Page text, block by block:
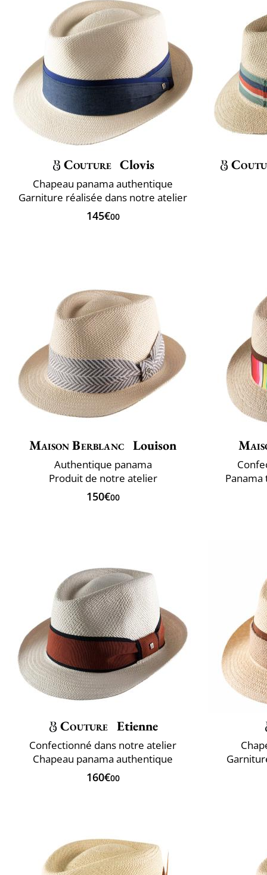
Couture Clovis
Chapeau panama authentique
Garniture réalisée dans notre atelier
145€00
Maison Berblanc Louison
Authentique panama
Produit de notre atelier
150€00
Panama
Couture Etienne
Confectionné dans notre atelier
Chapeau panama authentique
160€00